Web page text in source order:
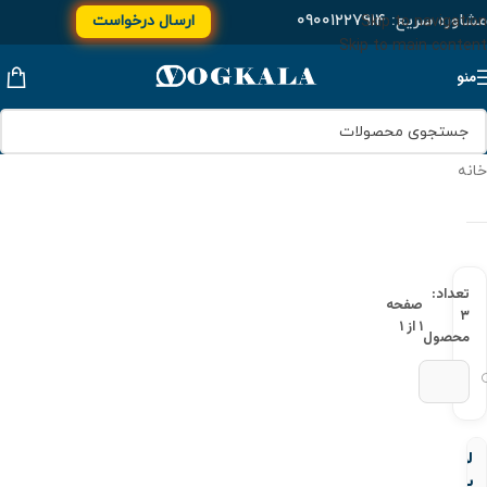
Skip to navigation
Skip to main content
مشاوره سریع:۰۹۰۰۱۲۲۷۹۱۴ ارسال درخواست
منو
خانه
تعداد:
۳
محصول
صفحه
۱ از ۱
لوله